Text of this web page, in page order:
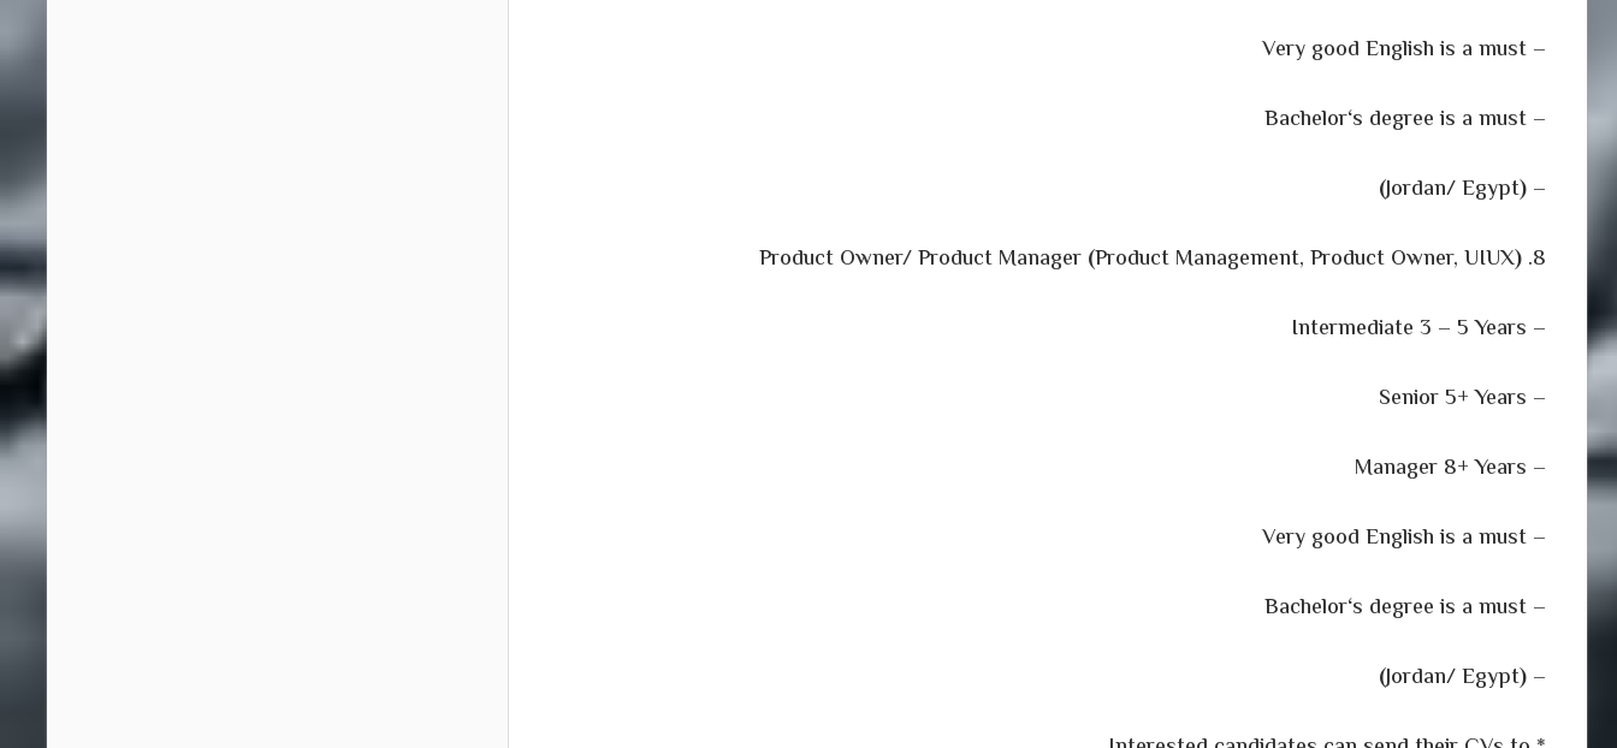
– Very good English is a must
– Bachelor
‘s degree is a must
–
(
Jordan/ Egypt
)
8. Product Owner/ Product Manager
(Product Management, Product Owner, UIUX)
– Intermediate 3 – 5 Years
– Senior 5+ Years
– Manager 8+ Years
– Very good English is a must
– Bachelor
‘s degree is a must
–
(
Jordan/ Egypt
)